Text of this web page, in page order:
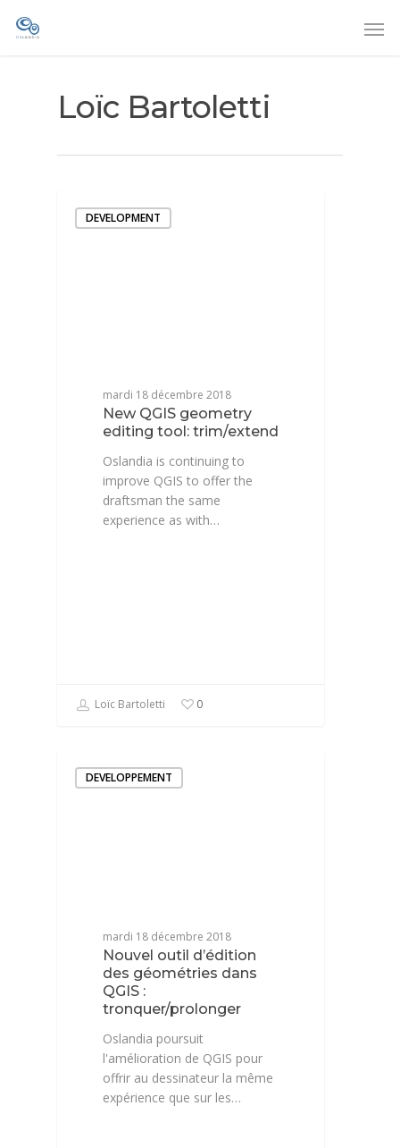
Loïc Bartoletti
DEVELOPMENT
mardi 18 décembre 2018
New QGIS geometry
editing tool: trim/extend
Oslandia is continuing to
improve QGIS to offer the
draftsman the same
experience as with…
Loïc Bartoletti 0
DEVELOPPEMENT
mardi 18 décembre 2018
Nouvel outil d’édition
des géométries dans
QGIS :
tronquer/prolonger
Oslandia poursuit
l'amélioration de QGIS pour
offrir au dessinateur la même
expérience que sur les…